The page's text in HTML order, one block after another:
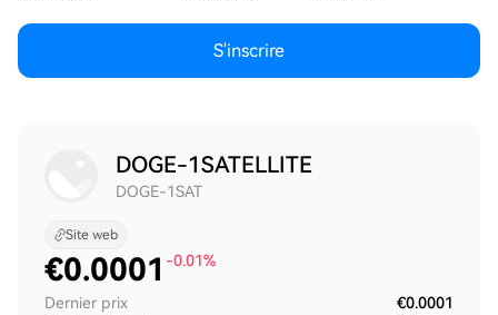
S'inscrire
DOGE-1SATELLITE
DOGE-1SAT
Site web
€0.0001 -0.01%
Dernier prix
€0.0001